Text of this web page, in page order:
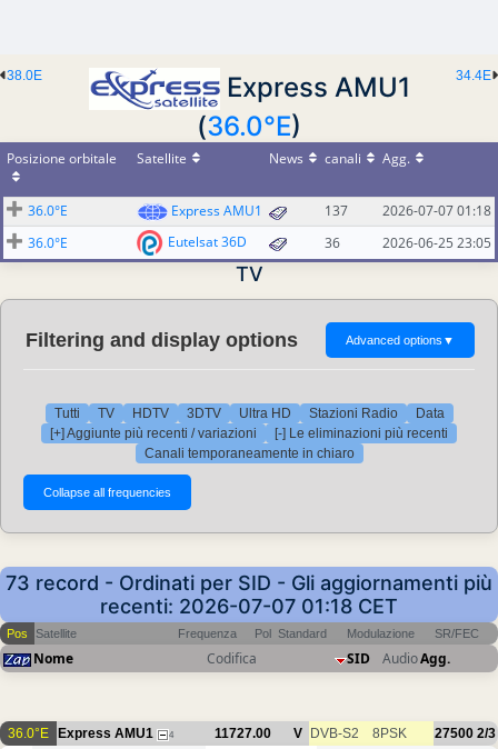
34.4E
38.0E
Express AMU1
(36.0°E)
Posizione orbitale Satellite News canali Agg.
36.0°E Express AMU1 137
2026-07-07 01:18
36.0°E
Eutelsat 36D 36 2026-06-25 23:05
TV
Filtering and display options Advanced options ▼
Tutti TV HDTV 3DTV Ultra HD Stazioni Radio
Data
[+] Aggiunte più recenti / variazioni
[-] Le eliminazioni più recenti
Canali temporaneamente in chiaro
73 record - Ordinati per SID - Gli aggiornamenti più
recenti: 2026-07-07 01:18 CET
Pos Satellite Frequenza Pol Standard Modulazione SR/FEC
Nome Codifica SID AudioAgg.
36.0°E Express AMU1 4 11727.00 V DVB-S2 8PSK 27500 2/3